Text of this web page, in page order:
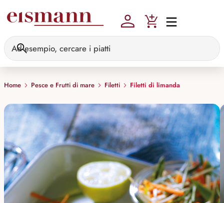
Home Pesce e Frutti di mare Filetti Filetti di limanda